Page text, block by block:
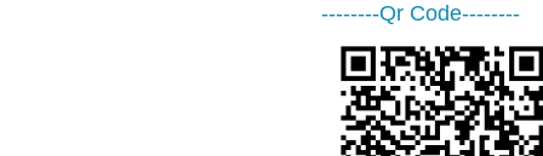
--------Qr Code--------